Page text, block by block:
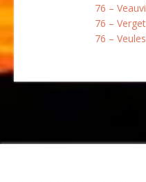
76 –
76 –
76 –